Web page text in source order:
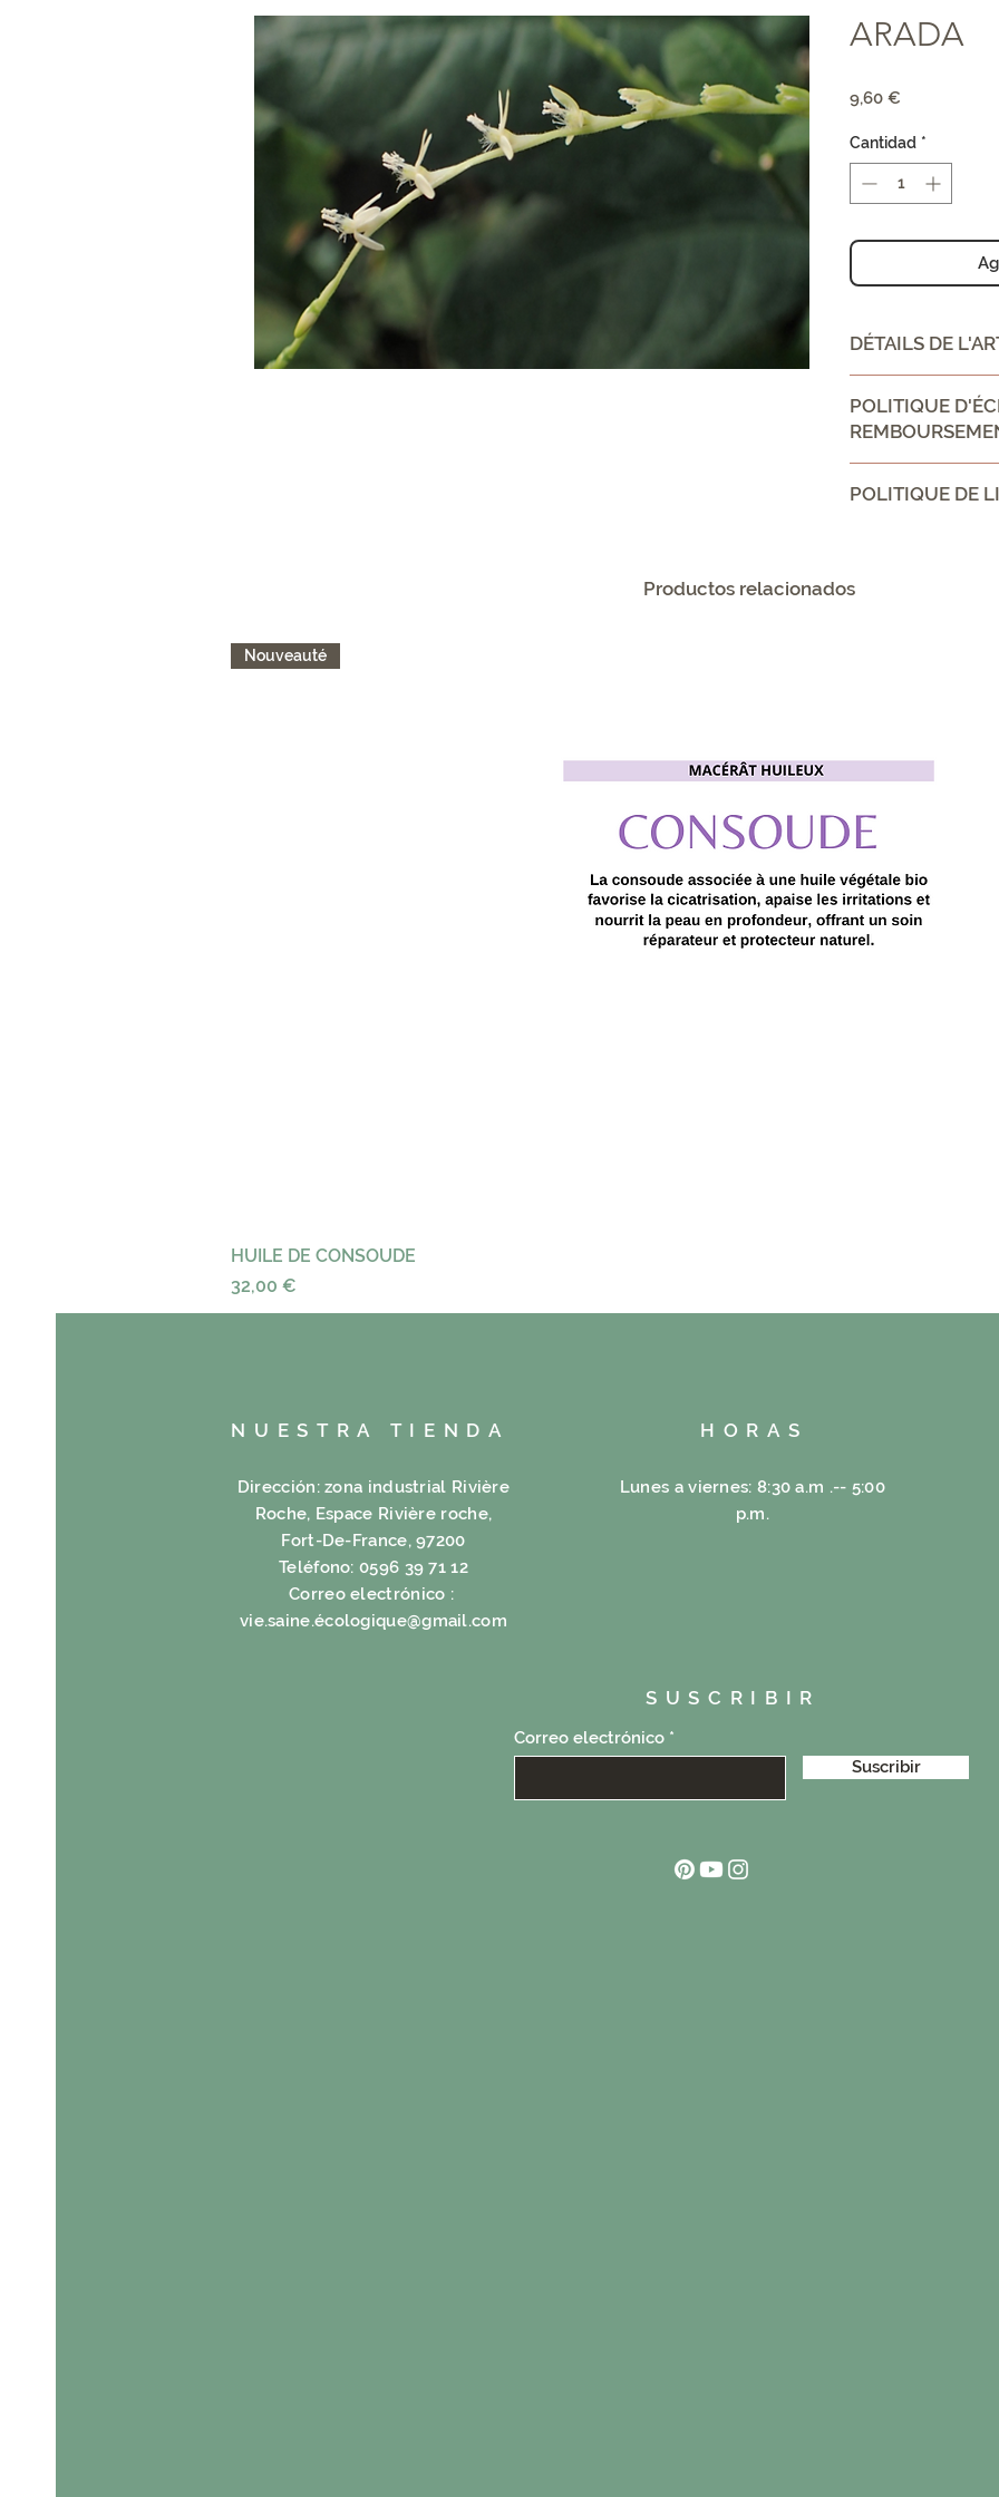
ARADA
9,60 €
Cantidad *
DÉTAILS DE
Ingrédient:
POLITIQUE
Informez vos
clients et leur
POLITIQUE DE
conditionnement
Productos relacionados
Nouveauté
HUILE DE CONSOUDE
Precio
32,00 €
NUESTRA TIENDA
Dirección: zona industrial Rivière
Roche, Espace Rivière roche,
Fort-De-France, 97200
Teléfono: 0596 39 71 12
Correo electrónico :
vie.saine.écologique@gmail.com
HORAS
Lunes a viernes: 8:30 a.m .-- 5:00
p.m.
SUSCRIBIR
Correo electrónico
Suscribir